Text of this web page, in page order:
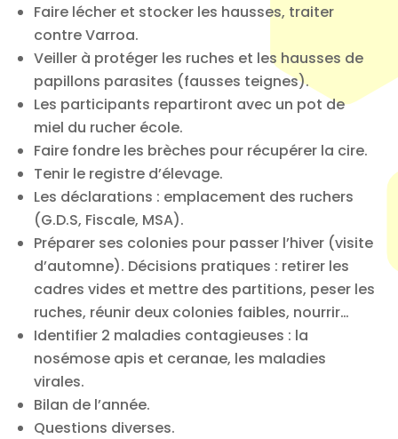
Faire lécher et stocker les hausses, traiter
contre Varroa.
Veiller à protéger les ruches et les hausses de
papillons parasites (fausses teignes).
Les participants repartiront avec un pot de
miel du rucher école.
Faire fondre les brèches pour récupérer la cire.
Tenir le registre d’élevage.
Les déclarations : emplacement des ruchers
(G.D.S, Fiscale, MSA).
Préparer ses colonies pour passer l’hiver (visite
d’automne). Décisions pratiques : retirer les
cadres vides et mettre des partitions, peser les
ruches, réunir deux colonies faibles, nourrir…
Identifier 2 maladies contagieuses : la
nosémose apis et ceranae, les maladies
virales.
Bilan de l’année.
Questions diverses.